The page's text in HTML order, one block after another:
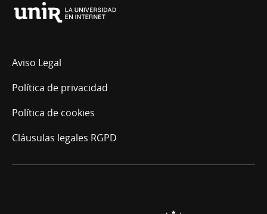
La
Rioja
Aviso Legal
Política de privacidad
Política de cookies
Cláusulas legales RGPD